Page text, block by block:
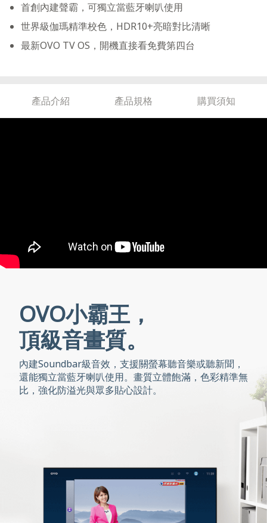
首創內建聲霸，可獨立當藍牙喇叭使用
世界級伽瑪精準校色，HDR10+亮暗對比清晰
最新OVO TV OS，開機直接看免費第四台
產品介紹 產品規格 購買須知
OVO小霸王，
頂級音畫質。
內建Soundbar級音效，支援關螢幕聽音樂或聽新聞，
還能獨立當藍牙喇叭使用。畫質立體飽滿，色彩精準無
比，強化防溢光與眾多貼心設計。